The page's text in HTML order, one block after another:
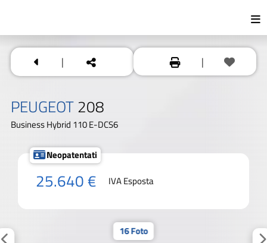
| |
PEUGEOT208
Business Hybrid 110 E-DCS6
Neopatentati
25.640 € IVA Esposta
16 Foto